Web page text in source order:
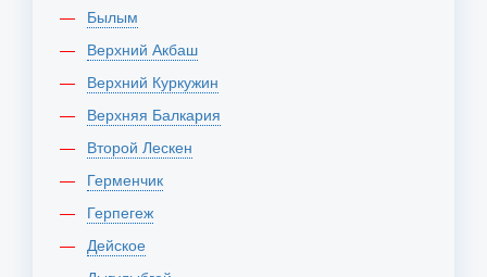
Былым
Верхний Акбаш
Верхний Куркужин
Верхняя Балкария
Второй Лескен
Герменчик
Герпегеж
Дейское